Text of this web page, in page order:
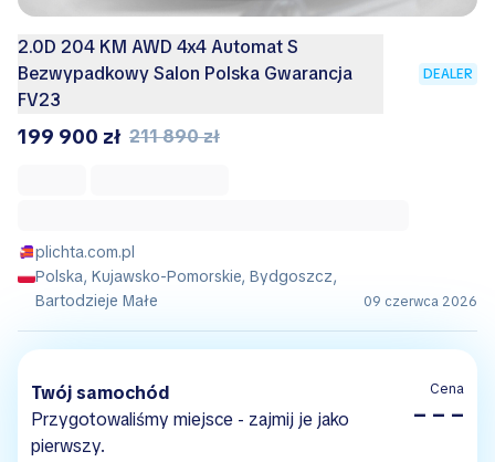
2.0D 204 KM AWD 4x4 Automat S
Bezwypadkowy Salon Polska Gwarancja
FV23
DEALER
199 900 zł 211 890 zł
plichta.com.pl
Polska, Kujawsko-Pomorskie, Bydgoszcz,
Bartodzieje Małe
09 czerwca 2026
Twój samochód
Przygotowaliśmy miejsce - zajmij je jako
pierwszy.
Cena
– – –